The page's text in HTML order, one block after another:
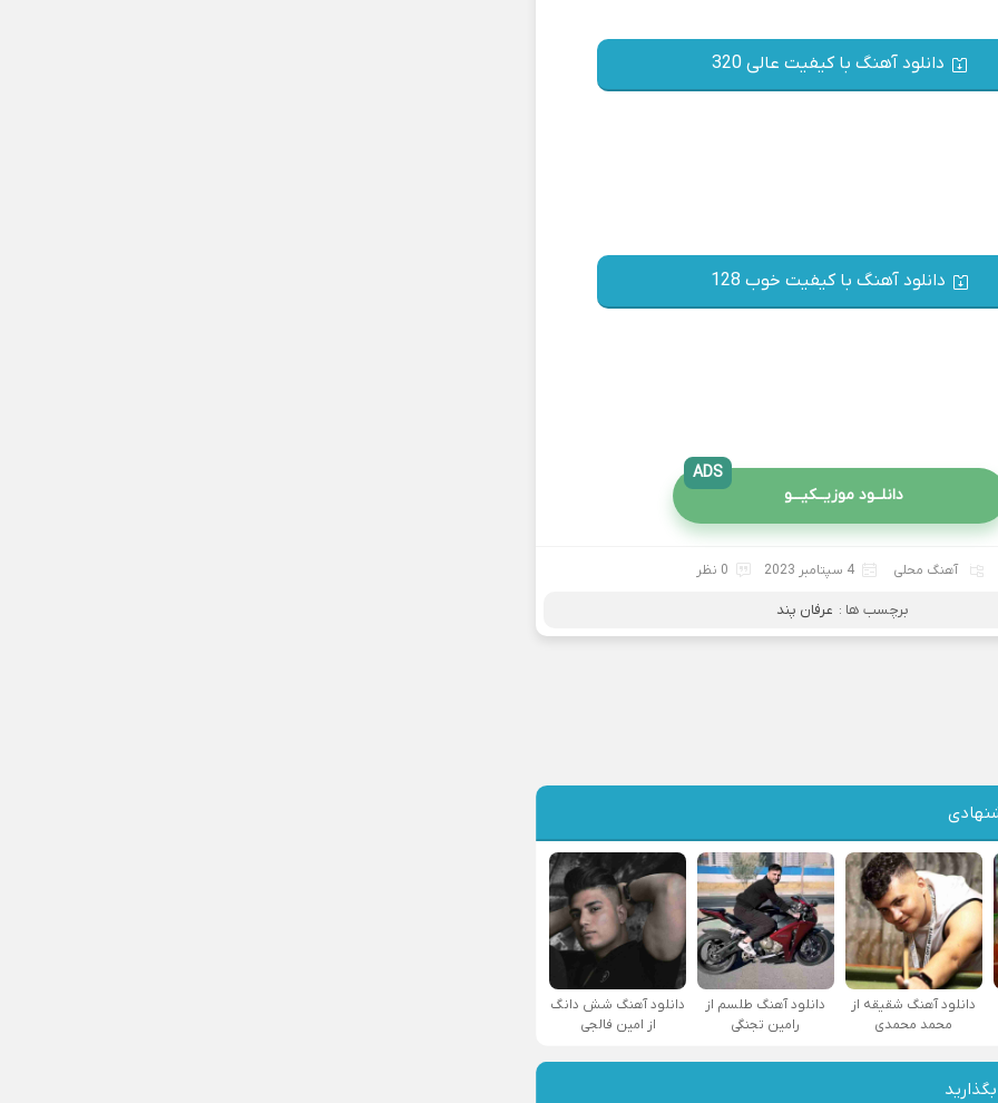
دانلود آهنگ با کیفیت عالی 320
دانلود آهنگ با کیفیت خوب 128
دانلــود موزیــکیـــو
ADS
آهنگ محلی 4 سپتامبر 2023 0 نظر
برچسب ها : عرفان پند
دانلود آهنگ شقیقه از
محمد محمدی
دانلود آهنگ طلسم از
رامین تجنگی
دانلود آهنگ شش دانگ
از امین فالجی